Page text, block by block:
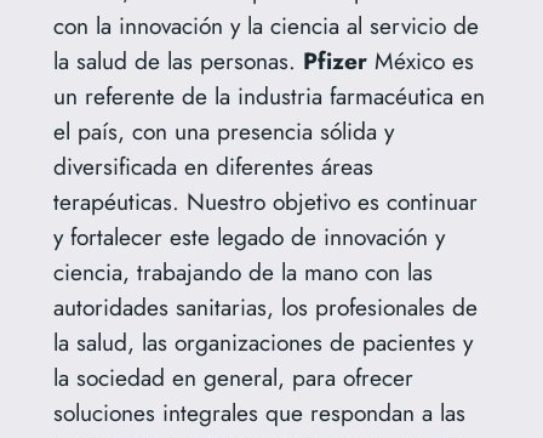
con la innovación y la ciencia al servicio de
la salud de las personas. PfizerMéxico es
un referente de la industria farmacéutica en
el país, con una presencia sólida y
diversificada en diferentes áreas
terapéuticas. Nuestro objetivo es continuar
y fortalecer este legado de innovación y
ciencia, trabajando de la mano con las
autoridades sanitarias, los profesionales de
la salud, las organizaciones de pacientes y
la sociedad en general, para ofrecer
soluciones integrales que respondan a las